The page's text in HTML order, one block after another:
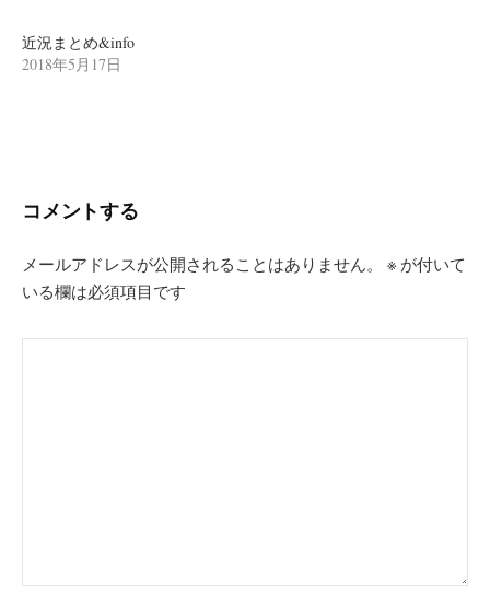
近況まとめ&info
2018年5月17日
コメントする
メールアドレスが公開されることはありません。 ※ が付いて
いる欄は必須項目です